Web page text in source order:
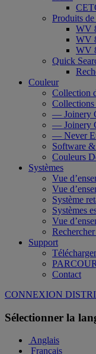
Produits de
WV
WV
WV
Quick
Couleur
Collection
Collections
— Joinery
— Joinery
— Never
Software
Couleurs
Systèmes
Vue
Vue
Système
Systèmes
Vue
Support
Contact
CONNEXION
Sélectionner la
Anglais
Français